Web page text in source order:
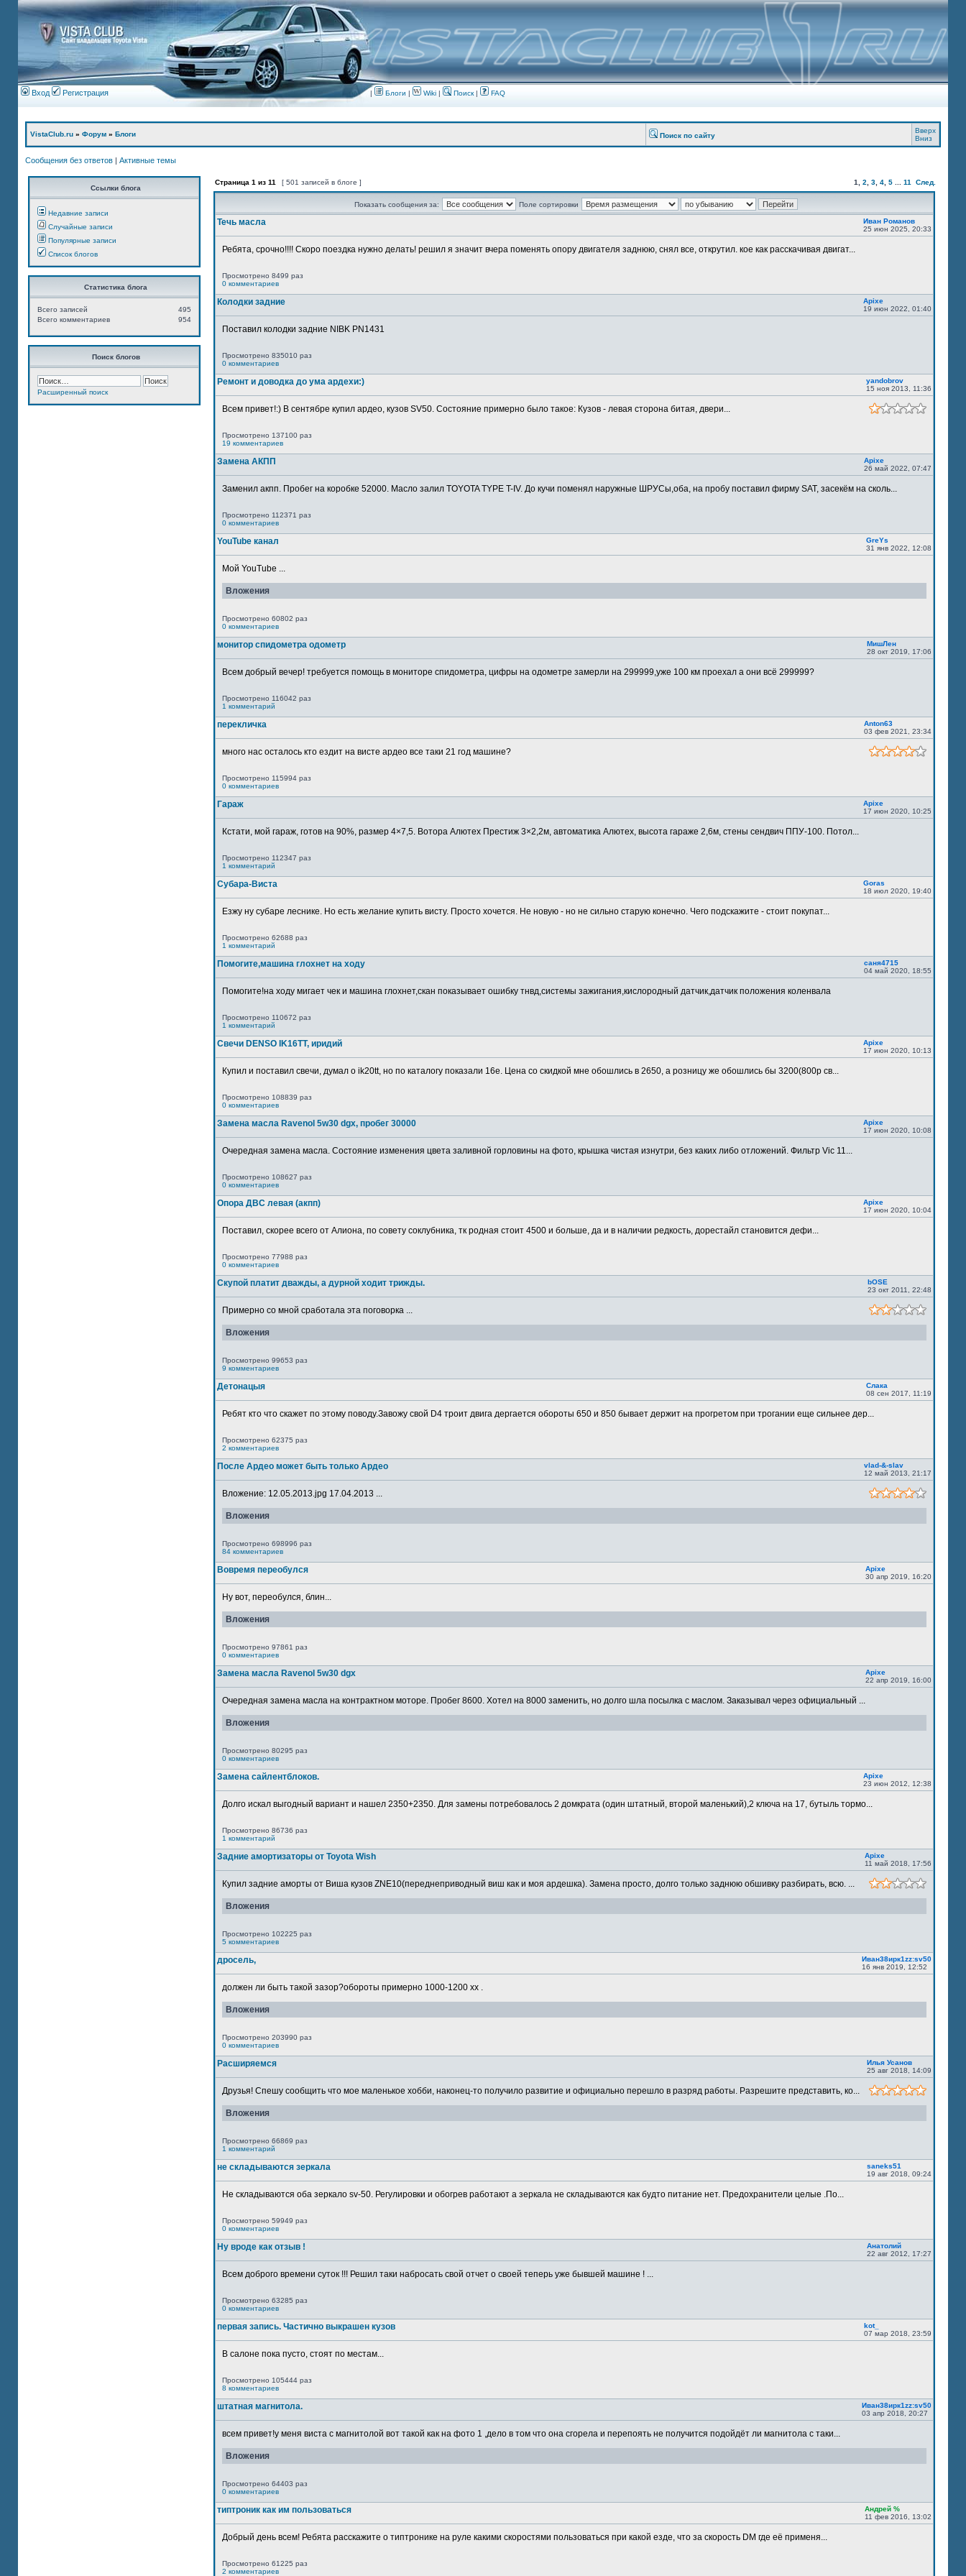
Вход Регистрация | Блоги | Wiki | Поиск| FAQ
VistaClub.ru » Форум » Блоги Поиск по сайту
Вверх
Вниз
Сообщения без ответов | Активные темы
Ссылки блога
Недавние записи
Случайные записи
Популярные записи
Список блогов
Статистика блога
495
Всего записей
954
Всего комментариев
Поиск блогов
Расширенный поиск
Страница 1 из 11 [ 501 записей в блоге ] 1 2 3 4 5 11 След.
Показать сообщения за: Поле сортировки
Течь масла
Иван Романов
25 июн 2025, 20:33
Ребята, срочно!!!! Скоро поездка нужно делать! решил я значит вчера поменять опору двигателя заднюю, снял все, открутил. кое как расскачивая двигат...
Просмотрено 8499 раз
0 комментариев
Колодки задние
Apixe
19 июн 2022, 01:40
Поставил колодки задние NIBK PN1431
Просмотрено 835010 раз
0 комментариев
Ремонт и доводка до ума ардехи:)
yandobrov
15 ноя 2013, 11:36
Всем привет!:) В сентябре купил ардео, кузов SV50. Состояние примерно было такое: Кузов - левая сторона битая, двери...
Просмотрено 137100 раз
19 комментариев
Замена АКПП
Apixe
26 май 2022, 07:47
Заменил акпп. Пробег на коробке 52000. Масло залил TOYOTA TYPE T-IV. До кучи поменял наружные ШРУСы,оба, на пробу поставил фирму SAT, засекём на сколь...
Просмотрено 112371 раз
0 комментариев
YouTube канал
GreYs
31 янв 2022, 12:08
Мой YouTube ...
Вложения
Просмотрено 60802 раз
0 комментариев
монитор спидометра одометр
МишЛен
28 окт 2019, 17:06
Всем добрый вечер! требуется помощь в мониторе спидометра, цифры на одометре замерли на 299999,уже 100 км проехал а они всё 299999?
Просмотрено 116042 раз
1 комментарий
перекличка
Anton63
03 фев 2021, 23:34
много нас осталось кто ездит на висте ардео все таки 21 год машине?
Просмотрено 115994 раз
0 комментариев
Гараж
Apixe
17 июн 2020, 10:25
Кстати, мой гараж, готов на 90%, размер 4×7,5. Вотора Алютех Престиж 3×2,2м, автоматика Алютех, высота гараже 2,6м, стены сендвич ППУ-100. Потол...
Просмотрено 112347 раз
1 комментарий
Субара-Виста
Goras
18 июл 2020, 19:40
Езжу ну субаре леснике. Но есть желание купить висту. Просто хочется. Не новую - но не сильно старую конечно. Чего подскажите - стоит покупат...
Просмотрено 62688 раз
1 комментарий
Помогите,машина глохнет на ходу
саня4715
04 май 2020, 18:55
Помогите!на ходу мигает чек и машина глохнет,скан показывает ошибку тнвд,системы зажигания,кислородный датчик,датчик положения коленвала
Просмотрено 110672 раз
1 комментарий
Свечи DENSO IK16TT, иридий
Apixe
17 июн 2020, 10:13
Купил и поставил свечи, думал о ik20tt, но по каталогу показали 16е. Цена со скидкой мне обошлись в 2650, а розницу же обошлись бы 3200(800р св...
Просмотрено 108839 раз
0 комментариев
Замена масла Ravenol 5w30 dgx, пробег 30000
Apixe
17 июн 2020, 10:08
Очередная замена масла. Состояние изменения цвета заливной горловины на фото, крышка чистая изнутри, без каких либо отложений. Фильтр Vic 11...
Просмотрено 108627 раз
0 комментариев
Опора ДВС левая (акпп)
Apixe
17 июн 2020, 10:04
Поставил, скорее всего от Алиона, по совету соклубника, тк родная стоит 4500 и больше, да и в наличии редкость, дорестайл становится дефи...
Просмотрено 77988 раз
0 комментариев
Скупой платит дважды, а дурной ходит трижды.
bOSE
23 окт 2011, 22:48
Примерно со мной сработала эта поговорка ...
Вложения
Просмотрено 99653 раз
9 комментариев
Детонацыя
Слака
08 сен 2017, 11:19
Ребят кто что скажет по этому поводу.Завожу свой D4 троит двига дергается обороты 650 и 850 бывает держит на прогретом при трогании еще сильнее дер...
Просмотрено 62375 раз
2 комментариев
После Ардео может быть только Ардео
vlad-&-slav
12 май 2013, 21:17
Вложение: 12.05.2013.jpg 17.04.2013 ...
Вложения
Просмотрено 698996 раз
84 комментариев
Вовремя переобулся
Apixe
30 апр 2019, 16:20
Ну вот, переобулся, блин...
Вложения
Просмотрено 97861 раз
0 комментариев
Замена масла Ravenol 5w30 dgx
Apixe
22 апр 2019, 16:00
Очередная замена масла на контрактном моторе. Пробег 8600. Хотел на 8000 заменить, но долго шла посылка с маслом. Заказывал через официальный ...
Вложения
Просмотрено 80295 раз
0 комментариев
Замена сайлентблоков.
Apixe
23 июн 2012, 12:38
Долго искал выгодный вариант и нашел 2350+2350. Для замены потребовалось 2 домкрата (один штатный, второй маленький),2 ключа на 17, бутыль тормо...
Просмотрено 86736 раз
1 комментарий
Задние амортизаторы от Toyota Wish
Apixe
11 май 2018, 17:56
Купил задние аморты от Виша кузов ZNE10(переднеприводный виш как и моя ардешка). Замена просто, долго только заднюю обшивку разбирать, всю. ...
Вложения
Просмотрено 102225 раз
5 комментариев
дросель,
Иван38ирк1zz:sv50
16 янв 2019, 12:52
должен ли быть такой зазор?обороты примерно 1000-1200 хх .
Вложения
Просмотрено 203990 раз
0 комментариев
Расширяемся
Илья Усанов
25 авг 2018, 14:09
Друзья! Спешу сообщить что мое маленькое хобби, наконец-то получило развитие и официально перешло в разряд работы. Разрешите представить, ко...
Вложения
Просмотрено 66869 раз
1 комментарий
не складываются зеркала
saneks51
19 авг 2018, 09:24
Не складываются оба зеркало sv-50. Регулировки и обогрев работают а зеркала не складываются как будто питание нет. Предохранители целые .По...
Просмотрено 59949 раз
0 комментариев
Ну вроде как отзыв !
Анатолий
22 авг 2012, 17:27
Всем доброго времени суток !!! Решил таки набросать свой отчет о своей теперь уже бывшей машине ! ...
Просмотрено 63285 раз
0 комментариев
первая запись. Частично выкрашен кузов
kot_
07 мар 2018, 23:59
В салоне пока пусто, стоят по местам...
Просмотрено 105444 раз
8 комментариев
штатная магнитола.
Иван38ирк1zz:sv50
03 апр 2018, 20:27
всем привет!у меня виста с магнитолой вот такой как на фото 1 ,дело в том что она сгорела и перепоять не получится подойдёт ли магнитола с таки...
Вложения
Просмотрено 64403 раз
0 комментариев
типтроник как им пользоваться
Андрей %
11 фев 2016, 13:02
Добрый день всем! Ребята расскажите о типтронике на руле какими скоростями пользоваться при какой езде, что за скорость DM где её применя...
Просмотрено 61225 раз
2 комментариев